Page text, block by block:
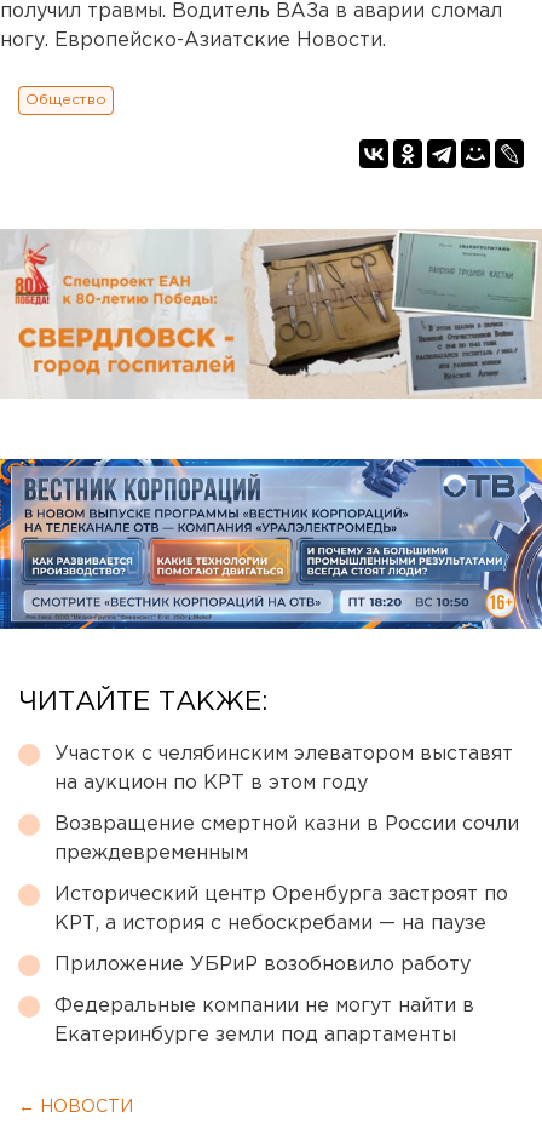
получил травмы. Водитель ВАЗа в аварии сломал
ногу. Европейско-Азиатские Новости.
Общество
ЧИТАЙТЕ ТАКЖЕ:
Участок с челябинским элеватором выставят
на аукцион по КРТ в этом году
Возвращение смертной казни в России сочли
преждевременным
Исторический центр Оренбурга застроят по
КРТ, а история с небоскребами — на паузе
Приложение УБРиР возобновило работу
Федеральные компании не могут найти в
Екатеринбурге земли под апартаменты
← НОВОСТИ